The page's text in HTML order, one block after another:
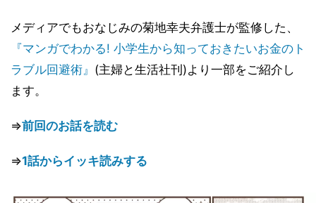
メディアでもおなじみの菊地幸夫弁護士が監修した、
『マンガでわかる! 小学生から知っておきたいお金のト
ラブル回避術』 (主婦と生活社刊)より一部をご紹介し
ます。
⇒前回のお話を読む
⇒1話からイッキ読みする